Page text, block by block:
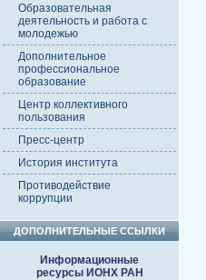
Образовательная
деятельность и работа с
молодежью
Дополнительное
профессиональное
образование
Центр коллективного
пользования
Пресс-центр
История института
Противодействие
коррупции
ДОПОЛНИТЕЛЬНЫЕ ССЫЛКИ
Информационные
ресурсы ИОНХ РАН